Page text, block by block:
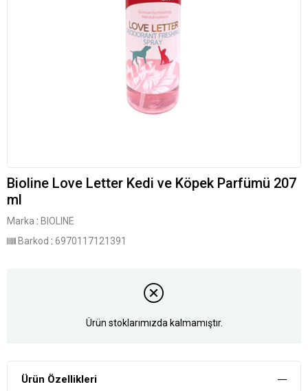
Bioline Love Letter Kedi ve Köpek Parfümü 207
ml
Marka : BIOLINE
Barkod : 6970117121391
Ürün stoklarımızda kalmamıştır.
Ürün Özellikleri